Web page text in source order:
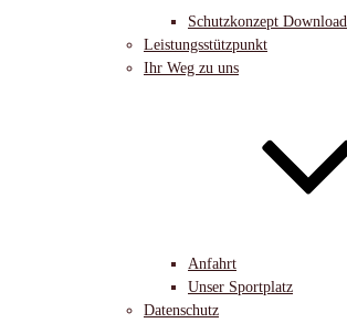
Schutzkonzept Download
Leistungsstützpunkt
Ihr Weg zu uns
Anfahrt
Unser Sportplatz
Datenschutz